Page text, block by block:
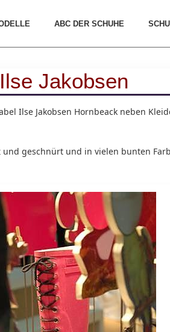
ABC DER SCHUHE
Jakobsen
Ilse Jakobsen Hornbeack neben
geschnürt und in vielen bunten